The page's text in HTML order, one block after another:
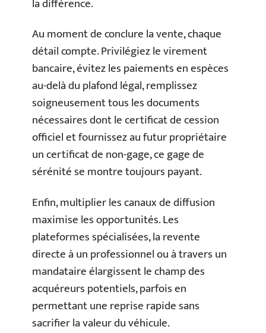
Au moment de conclure la vente, chaque
détail compte. Privilégiez le virement
bancaire, évitez les paiements en espèces
au-delà du plafond légal, remplissez
soigneusement tous les documents
nécessaires dont le certificat de cession
officiel et fournissez au futur propriétaire
un certificat de non-gage, ce gage de
sérénité se montre toujours payant.
Enfin, multiplier les canaux de diffusion
maximise les opportunités. Les
plateformes spécialisées, la revente
directe à un professionnel ou à travers un
mandataire élargissent le champ des
acquéreurs potentiels, parfois en
permettant une reprise rapide sans
sacrifier la valeur du véhicule.